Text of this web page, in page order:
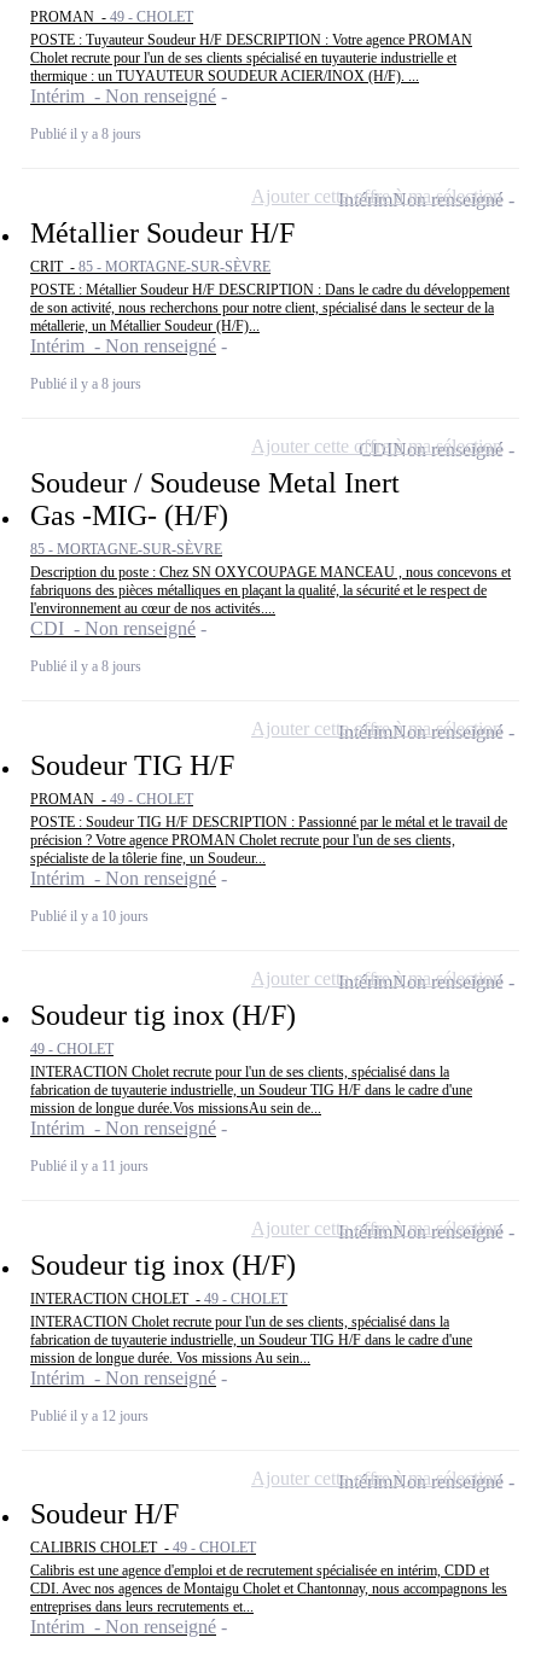
PROMAN - 49 - CHOLET
POSTE : Tuyauteur Soudeur H/F DESCRIPTION : Votre agence PROMAN
Cholet recrute pour l'un de ses clients spécialisé en tuyauterie industrielle et
thermique : un TUYAUTEUR SOUDEUR ACIER/INOX (H/F). ...
Intérim - Non renseigné
Publié il y a 8 jours
Métallier Soudeur H/F
CRIT - 85 - MORTAGNE-SUR-SÈVRE
POSTE : Métallier Soudeur H/F DESCRIPTION : Dans le cadre du développement
de son activité, nous recherchons pour notre client, spécialisé dans le secteur de la
métallerie, un Métallier Soudeur (H/F)...
Intérim - Non renseigné
Publié il y a 8 jours
IntérimNon renseigné
Ajouter cette offre à ma sélection
Soudeur / Soudeuse Metal Inert
Gas -MIG- (H/F)
85 - MORTAGNE-SUR-SÈVRE
Description du poste : Chez SN OXYCOUPAGE MANCEAU , nous concevons et
fabriquons des pièces métalliques en plaçant la qualité, la sécurité et le respect de
l'environnement au cœur de nos activités....
CDI - Non renseigné
Publié il y a 8 jours
CDINon renseigné
Ajouter cette offre à ma sélection
Soudeur TIG H/F
PROMAN - 49 - CHOLET
POSTE : Soudeur TIG H/F DESCRIPTION : Passionné par le métal et le travail de
précision ? Votre agence PROMAN Cholet recrute pour l'un de ses clients,
spécialiste de la tôlerie fine, un Soudeur...
Intérim - Non renseigné
Publié il y a 10 jours
IntérimNon renseigné
Ajouter cette offre à ma sélection
Soudeur tig inox (H/F)
49 - CHOLET
INTERACTION Cholet recrute pour l'un de ses clients, spécialisé dans la
fabrication de tuyauterie industrielle, un Soudeur TIG H/F dans le cadre d'une
mission de longue durée.Vos missionsAu sein de...
Intérim - Non renseigné
Publié il y a 11 jours
IntérimNon renseigné
Ajouter cette offre à ma sélection
Soudeur tig inox (H/F)
INTERACTION CHOLET - 49 - CHOLET
INTERACTION Cholet recrute pour l'un de ses clients, spécialisé dans la
fabrication de tuyauterie industrielle, un Soudeur TIG H/F dans le cadre d'une
mission de longue durée. Vos missions Au sein...
Intérim - Non renseigné
Publié il y a 12 jours
IntérimNon renseigné
Ajouter cette offre à ma sélection
Soudeur H/F
CALIBRIS CHOLET - 49 - CHOLET
Calibris est une agence d'emploi et de recrutement spécialisée en intérim, CDD et
CDI. Avec nos agences de Montaigu Cholet et Chantonnay, nous accompagnons les
entreprises dans leurs recrutements et...
Intérim - Non renseigné
IntérimNon renseigné
Ajouter cette offre à ma sélection